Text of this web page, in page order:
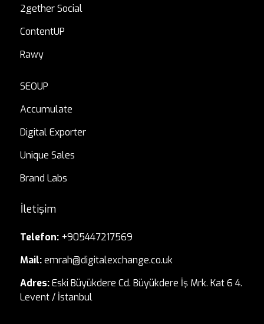
2gether Social
ContentUP
Rawy
SEOUP
Accumulate
Digital Exporter
Unique Sales
Brand Labs
İletişim
Telefon: +905447217569
Mail:emrah@digitalexchange.co.uk
Adres:Eski Büyükdere Cd. Büyükdere İş Mrk. Kat 6 4.
Levent / İstanbul